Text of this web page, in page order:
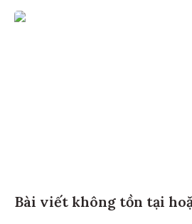
Bài viết không tồn tại